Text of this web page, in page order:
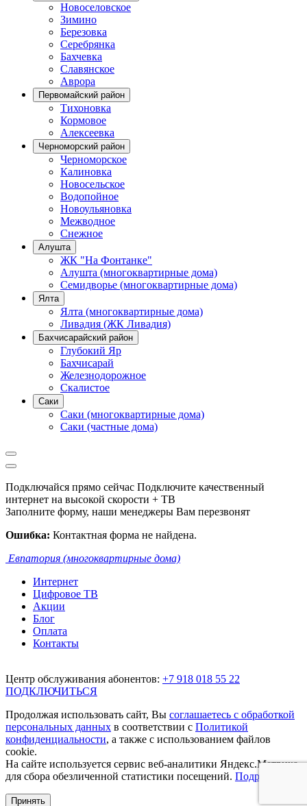
Новоселовское
Зимино
Березовка
Серебрянка
Бахчевка
Славянское
Аврора
Первомайский район
Тихоновка
Кормовое
Алексеевка
Черноморский район
Черноморское
Калиновка
Новосельское
Водопойное
Новоульяновка
Межводное
Снежное
Алушта
ЖК "На Фонтанке"
Алушта (многоквартирные дома)
Семидворье (многоквартирные дома)
Ялта
Ялта (многоквартирные дома)
Ливадия (ЖК Ливадия)
Бахчисарайский район
Глубокий Яр
Бахчисарай
Железнодорожное
Скалистое
Саки
Саки (многоквартирные дома)
Саки (частные дома)
Подключайся прямо сейчас Подключите качественный
интернет на высокой скорости + ТВ
Заполните форму, наши менеджеры Вам перезвонят
Ошибка: Контактная форма не найдена.
Евпатория (многоквартирные дома)
Интернет
Цифровое ТВ
Акции
Блог
Оплата
Контакты
Центр обслуживания абонентов: +7 918 018 55 22
ПОДКЛЮЧИТЬСЯ
Продолжая использовать сайт, Вы соглашаетесь с обработкой
персональных данных в соответствии с Политикой
конфиденциальности, а также с использованием файлов
cookie.
На сайте используется сервис веб-аналитики Яндекс.Метрика,
для сбора обезличенной статистики посещений. Подробнее.
Принять